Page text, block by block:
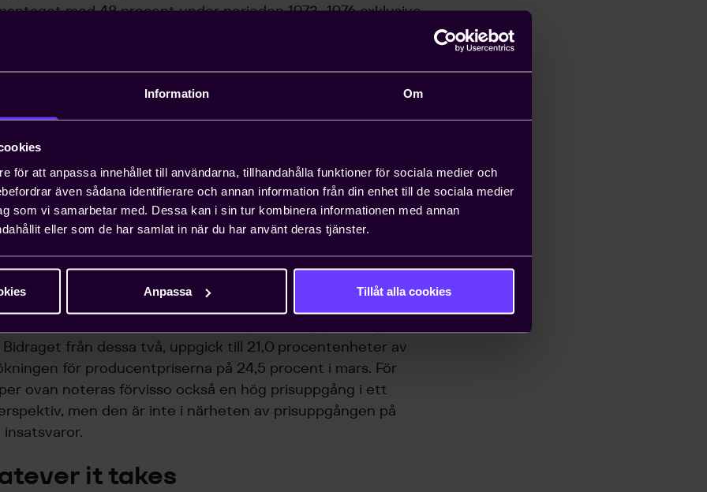
Information Om
för att anpassa innehållet till användarna, tillhandahålla funktioner för sociala medier och
även sådana identifierare och annan information från din enhet till de sociala medier
som vi samarbetar med. Dessa kan i sin tur kombinera informationen med annan
eller som de har samlat in när du har använt deras tjänster.
Anpassa Tillåt alla cookies
med 48 procent under perioden 1973–1976 exklusive
av den första globala oljeprischocken. Den
nivåer än i dag eller från 3,56 USD per fat i juli 1973 till
fat i januari 1974.
(halvfabrikat) består av produkter som i sin tur
produkt för slutlig användning. De övriga är
främst maskiner för stadigvarande användning,
varaktiga varor, exempelvis isbergssallad, samt hushållens
kol, olje- och petroleumprodukter.
i industrins producentpriser inklusive energi i mars i år kan till
Bidraget från dessa två, uppgick till 21,0 procentenheter av
för producentpriserna på 24,5 procent i mars. För
ovan noteras förvisso också en hög prisuppgång i ett
men den är inte i närheten av prisuppgången på
it takes